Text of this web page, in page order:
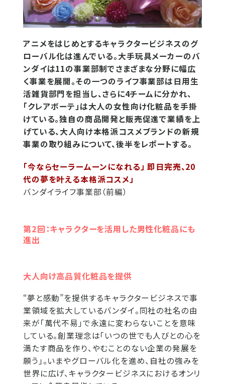
アニメをはじめとするキャラクタービジネスのグ
ローバル化は進んでいる。大手玩具メーカーのバ
ンダイは11の事業部制でさまざまな分野に幅広
く事業を展開。その一つのライフ事業部は日用生
活雑貨部門を担当し、さらに4チームに分かれ、
「クレアボーテ」は大人の女性向け化粧品を手掛
けている。独自の商品開発と販売促進で業績を上
げている、大人向け本格派コスメブランドの新規
事業の取り組みについて、後半をレポートする。
「今ならセーラームーンになれる」 即日完売、20
代の夢を叶える本格派コスメ」
バンダイライフ事業部（前編）
第2回：キャラクターを活用した男性化粧品にも
進出
大人向け高品質化粧品を提供
“夢と感動”を提供するキャラクタービジネスで事
業領域を拡大しているバンダイ。同社の社名の由
来が｢萬代不易」で永遠に変わらないことを意味
している。創業理念は「いつの世でも人びとの心を
満たす商品を作り、やむことのない企業の発展を
願う｣。いまやグローバル化を進め、自社の強みを
世界に広げ、キャラクタービジネスにおけるオンリ